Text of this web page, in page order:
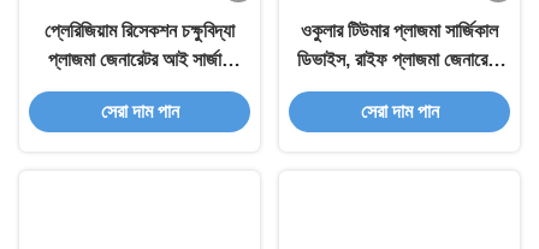
প্লেরিজিয়াম রিসেকশন চক্ষুবিদ্যা
প্লাজমা জেনারেটর আই সার্জারি
আরএফ জেনারেটর
সেরা দাম পান
ওকুলার টিউমার প্লাজমা সার্জিকাল
ডিভাইস, রাইফ প্লাজমা জেনারেটর
দুর্দান্ত প্রোবের কাঠামো
সেরা দাম পান